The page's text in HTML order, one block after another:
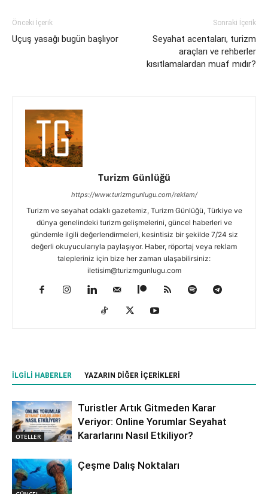
Önceki İçerik
Uçuş yasağı bugün başlıyor
Sonraki İçerik
Seyahat acentaları, turizm
araçları ve rehberler
kısıtlamalardan muaf mıdır?
Turizm Günlüğü
https://www.turizmgunlugu.com/reklam/
Turizm ve seyahat odaklı gazetemiz, Turizm Günlüğü, Türkiye ve
dünya genelindeki turizm gelişmelerini, güncel haberleri ve
gündemle ilgili değerlendirmeleri, kesintisiz bir şekilde 7/24 siz
değerli okuyucularıyla paylaşıyor. Haber, röportaj veya reklam
talepleriniz için bize her zaman ulaşabilirsiniz:
iletisim@turizmgunlugu.com
İLGILI HABERLER YAZARIN DIĞER İÇERIKLERI
OTELLER
Turistler Artık Gitmeden Karar
Veriyor: Online Yorumlar Seyahat
Kararlarını Nasıl Etkiliyor?
Çeşme Dalış Noktaları